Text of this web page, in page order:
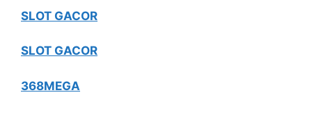
SLOT GACOR
SLOT GACOR
368MEGA